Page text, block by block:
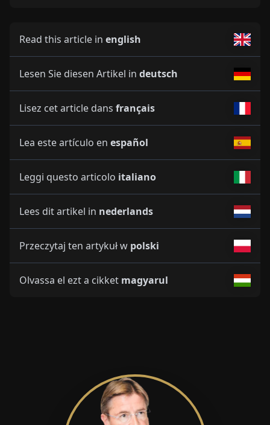
Read this article in english
Lesen Sie diesen Artikel in deutsch
Lisez cet article dans français
Lea este artículo en español
Leggi questo articolo italiano
Lees dit artikel in nederlands
Przeczytaj ten artykuł w polski
Olvassa el ezt a cikket magyarul